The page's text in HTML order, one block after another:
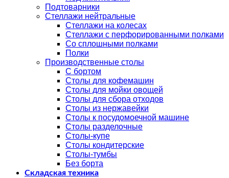
Подтоварники
Стеллажи нейтральные
Стеллажи на колесах
Стеллажи с перфорированными полками
Со сплошными полками
Полки
Производственные столы
С бортом
Столы для кофемашин
Столы для мойки овощей
Столы для сбора отходов
Столы из нержавейки
Столы к посудомоечной машине
Столы разделочные
Столы-купе
Столы кондитерские
Столы-тумбы
Без борта
Складская техника